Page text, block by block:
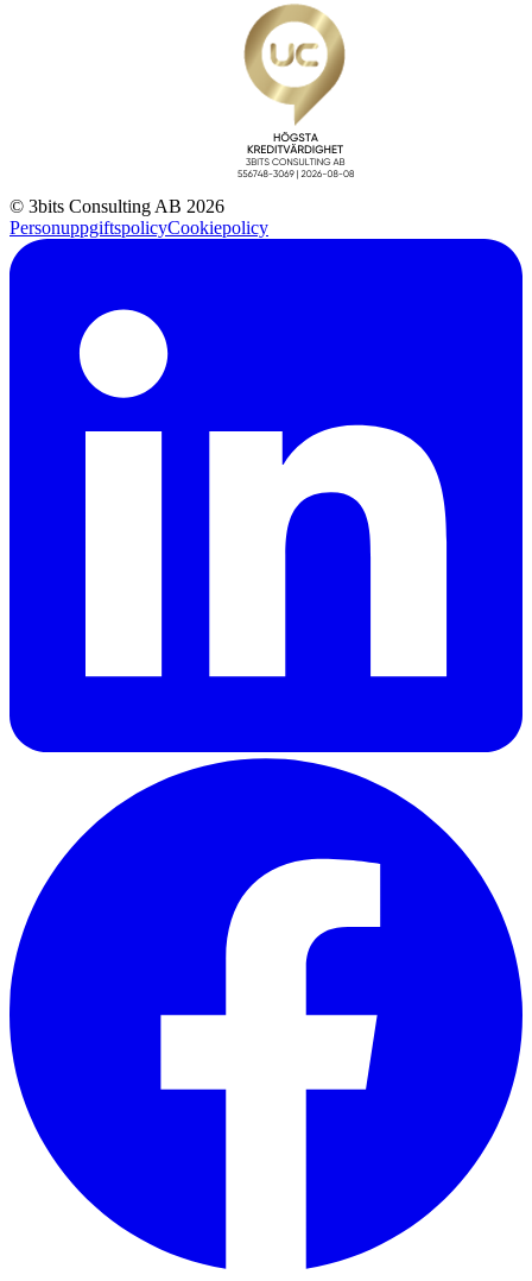
© 3bits Consulting AB 2026
PersonuppgiftspolicyCookiepolicy